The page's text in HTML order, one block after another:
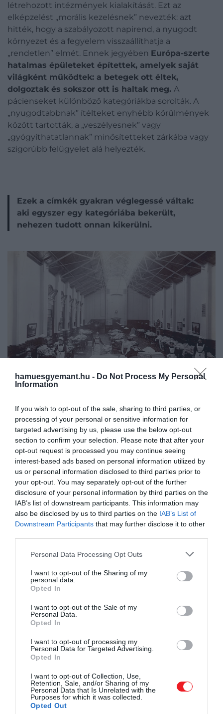
hamuesgyemant.hu - Do Not Process My Personal
Information
If you wish to opt-out of the sale, sharing to third parties, or
processing of your personal or sensitive information for
targeted advertising by us, please use the below opt-out
section to confirm your selection. Please note that after your
opt-out request is processed you may continue seeing
interest-based ads based on personal information utilized by
us or personal information disclosed to third parties prior to
your opt-out. You may separately opt-out of the further
disclosure of your personal information by third parties on the
IAB’s list of downstream participants. This information may
also be disclosed by us to third parties on the IAB’s List of
Downstream Participants that may further disclose it to other
Please note that this website/app uses one or more Google
not limited to your visit or usage behaviour. You may click to
grant or deny consent to Google and its third-party tags to
use your data for below specified purposes in below Google
consent section.
Personal Data Processing Opt Outs
I want to opt-out of the Sharing of my
personal data.
Opted In
I want to opt-out of the Sale of my
Personal Data.
Opted In
I want to opt-out of processing my
Personal Data for Targeted Advertising.
Opted In
I want to opt-out of Collection, Use,
Retention, Sale, and/or Sharing of my
Personal Data that Is Unrelated with the
Purposes for which it was collected.
Opted Out
létrehozott intézmények kialakítását. Ezt az
elképzelést „morális kezelésnek” nevezték: azt
hitték, hogy a szabályozott napirend, a nyugodt
környezet és a fegyelem visszaállíthatja a
„rendetlen” elmét. Ennek jegyében Európa-szerte
hatalmas épületeket építettek, amelyek saját
világként működtek: a betegek ott éltek,
dolgoztak és sokszor ott is haltak meg. A
pácienseket különböző kategóriákba sorolták. A
„nyugodtabbnak” ítélteket enyhébb körülmények
között tartották, a „veszélyesnek” vagy
„gyógyíthatatlannak” minősítetteket zárkába vagy
szigorúbb felügyelet alá helyezték.
Ezek a címkék gyakran véglegessé váltak:
aki egyszer egy kategóriába bekerült,
nehezen tudott onnan kikerülni.
Elmegyógyintézet 1893-ban az angliai Woodfordban
Fotó:Heritage Art/Heritage Images via Getty Images
A körülmények sok helyen embertelenek voltak.
A túlzsúfoltság általánossá vált, egyes intézetekben
a tervezett kapacitás többszörösét helyezték el. A
higiénia hiánya, az alultápláltság és a fizikai erőszak
nem volt ritka. A napi rutin monotonitása, az állandó
kifejezetten kegyetlennek számítana. A testi
korlátozás –szíjak, kényszerzubbonyok,
rögzítőszékek– mindennapos volt. Az úgynevezett
„nyugtató székbe” órákra vagy akár napokra is
leköthették a beteget.A cél a kontroll volt, nem
feltétlenül a gyógyítás.
A kor orvosi gondolkodását még mindig erősen
befolyásolta az úgynevezetttestnedv-elmélet
amely szerint a betegségek a szervezetben
található „nedvek” egyensúlyának felborulásából
erednek. Ennek megfelelően alkalmaztak
vércsapolást, hashajtókat, hánytatást vagy speciális